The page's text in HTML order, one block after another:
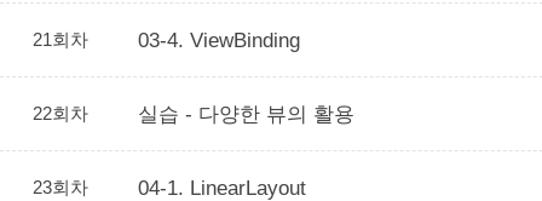
21회차 03-4. ViewBinding
22회차 실습 - 다양한 뷰의 활용
23회차 04-1. LinearLayout